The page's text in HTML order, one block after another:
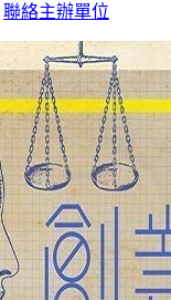
聯絡主辦單位